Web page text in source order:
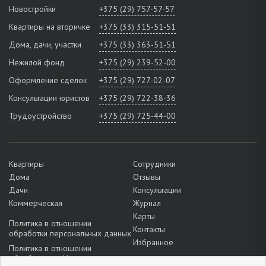
Новостройки
+375 (29) 757-57-57
Квартиры на вторичке
+375 (33) 315-51-51
Дома, дачи, участки
+375 (33) 363-51-51
Нежилой фонд
+375 (29) 239-52-00
Оформление сделок
+375 (29) 727-02-07
Консультации юристов
+375 (29) 722-38-36
Трудоустройство
+375 (29) 725-44-00
Квартиры
Дома
Дачи
Коммерческая
Политика в отношении
обработки персональных данных
Политика в отношении
обработки cookie
Сотрудники
Отзывы
Консультации
Журнал
Карты
Контакты
Избранное